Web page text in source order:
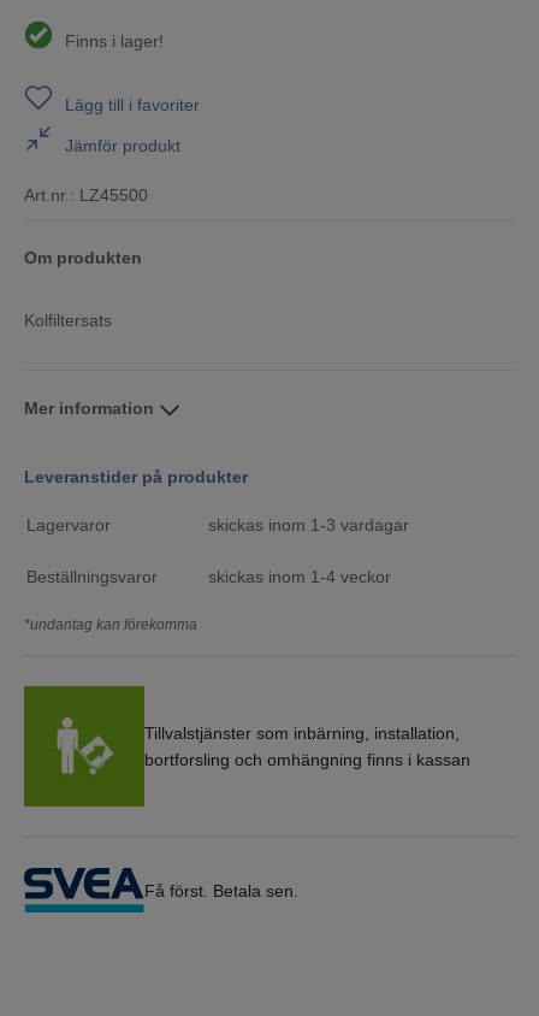
Finns i lager!
Lägg till i favoriter
Jämför produkt
Art.nr.: LZ45500
Om produkten
Kolfiltersats
Mer information
Leveranstider på produkter
Lagervaror skickas inom 1-3 vardagar
Beställningsvaror skickas inom 1-4 veckor
*undantag kan förekomma
Tillvalstjänster som inbärning, installation,
bortforsling och omhängning finns i kassan
Få först. Betala sen.